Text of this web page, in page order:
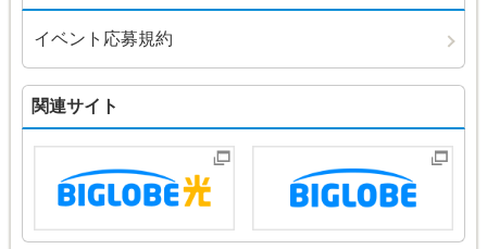
イベント応募規約
関連サイト